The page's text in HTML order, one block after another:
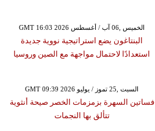
GMT 16:03 2026 الخميس ,06 آب / أغسطس
البنتاغون يضع استراتيجية نووية جديدة
استعدادًا لاحتمال مواجهة مع الصين وروسيا
GMT 09:39 2026 السبت ,25 تموز / يوليو
فساتين السهرة بزمزمات الخصر صيحة أنثوية
تتألق بها النجمات